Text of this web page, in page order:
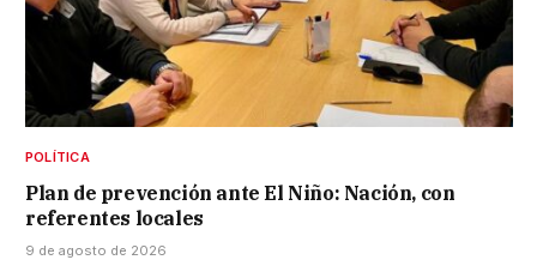
POLÍTICA
Plan de prevención ante El Niño: Nación, con
referentes locales
9 de agosto de 2026